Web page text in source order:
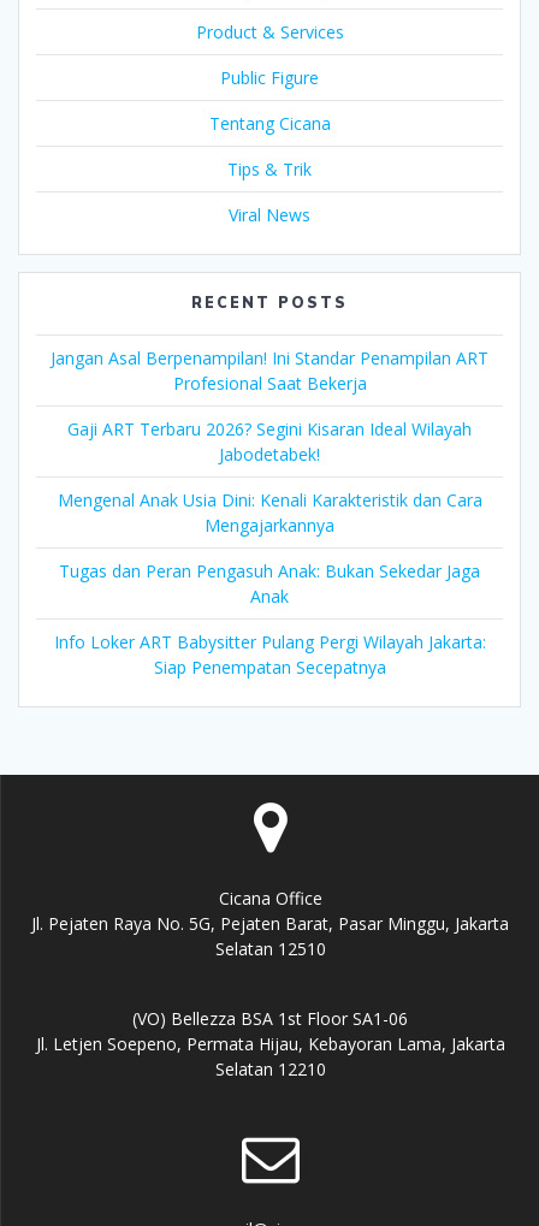
Product & Services
Public Figure
Tentang Cicana
Tips & Trik
Viral News
RECENT POSTS
Jangan Asal Berpenampilan! Ini Standar Penampilan ART
Profesional Saat Bekerja
Gaji ART Terbaru 2026? Segini Kisaran Ideal Wilayah
Jabodetabek!
Mengenal Anak Usia Dini: Kenali Karakteristik dan Cara
Mengajarkannya
Tugas dan Peran Pengasuh Anak: Bukan Sekedar Jaga
Anak
Info Loker ART Babysitter Pulang Pergi Wilayah Jakarta:
Siap Penempatan Secepatnya
Cicana Office
Jl. Pejaten Raya No. 5G, Pejaten Barat, Pasar Minggu, Jakarta
Selatan 12510
(VO) Bellezza BSA 1st Floor SA1-06
Jl. Letjen Soepeno, Permata Hijau, Kebayoran Lama, Jakarta
Selatan 12210